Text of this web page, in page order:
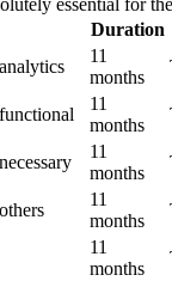
essential for
Duration
11
months
11
months
11
months
11
months
11
months